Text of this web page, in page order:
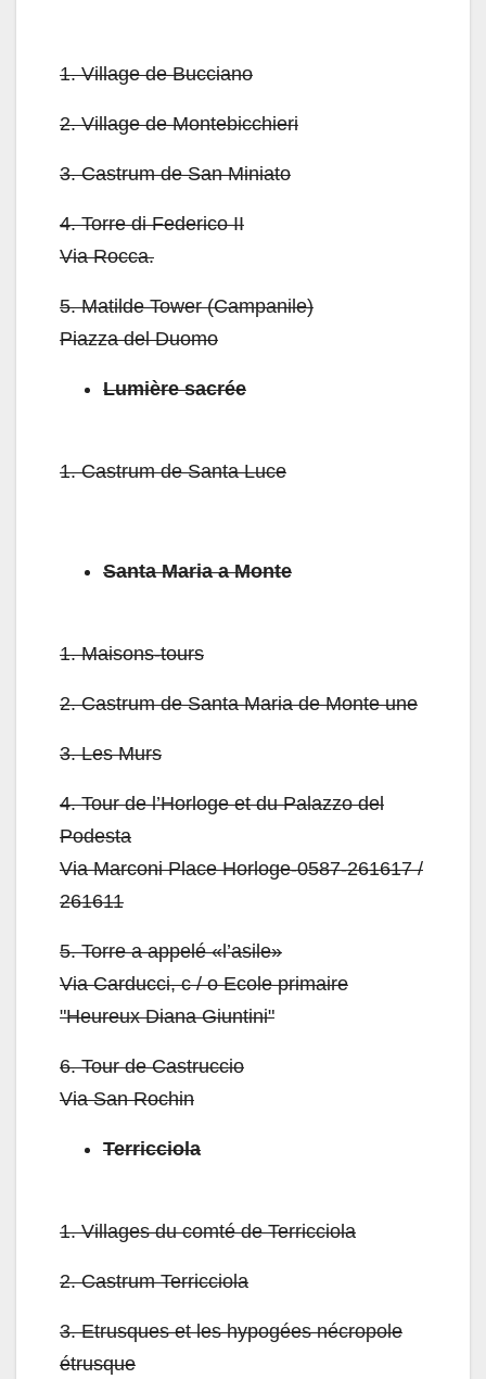
1. Village de Bucciano
2. Village de Montebicchieri
3. Castrum de San Miniato
4. Torre di Federico II
Via Rocca.
5. Matilde Tower (Campanile)
Piazza del Duomo
Lumière sacrée
1. Castrum de Santa Luce
Santa Maria a Monte
1. Maisons-tours
2. Castrum de Santa Maria de Monte une
3. Les Murs
4. Tour de l’Horloge et du Palazzo del
Podesta
Via Marconi Place Horloge-0587-261617 /
261611
5. Torre a appelé «l’asile»
Via Carducci, c / o Ecole primaire
"Heureux Diana Giuntini"
6. Tour de Castruccio
Via San Rochin
Terricciola
1. Villages du comté de Terricciola
2. Castrum Terricciola
3. Etrusques et les hypogées nécropole
étrusque